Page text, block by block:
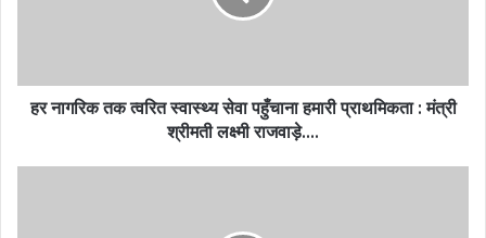
हर नागरिक तक त्वरित स्वास्थ्य सेवा पहुँचाना हमारी प्राथमिकता : मंत्री
श्रीमती लक्ष्मी राजवाड़े….